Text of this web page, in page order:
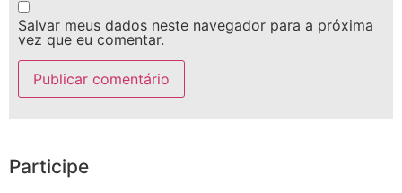
Salvar meus dados neste navegador para a próxima
vez que eu comentar.
Participe